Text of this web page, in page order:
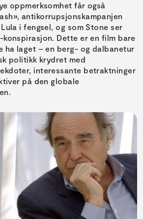
oppmerksomhet får også
antikorrupsjonskampanjen
i fengsel, og som Stone ser
Dette er en film bare
ha laget – en berg- og dalbanetur
politikk krydret med
interessante betraktninger
på den globale